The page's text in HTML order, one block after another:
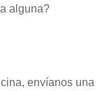
alguna?
envíanos una